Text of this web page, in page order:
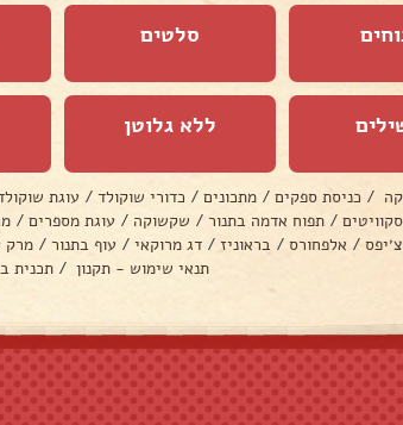
סלטים
ללא גלוטן
/ כניסת ספקים / מתכונים / כדורי שוקולד / עוגת
/ תפוח אדמה בתנור / שקשוקה / עוגת מספרים /
/ אלפחורס / בראוניז / דג מרוקאי / עוף בתנור / מרק
תנאי שימוש - תקנון / תכנית